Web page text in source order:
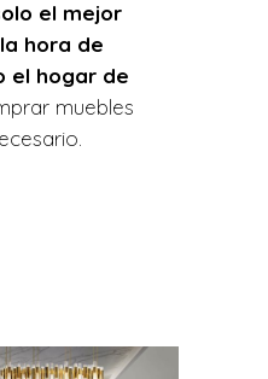
el mejor
hora de
el hogar de
muebles